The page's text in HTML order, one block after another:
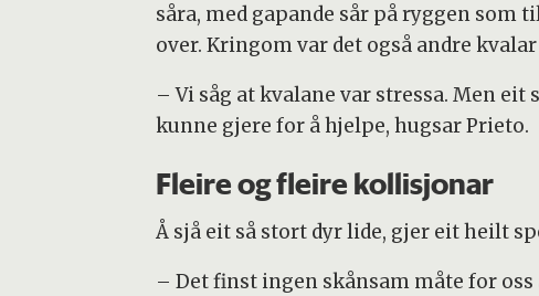
såra, med gapande sår på ryggen som
over. Kringom var det også andre
– Vi såg at kvalane var stressa. Men
kunne gjere for å hjelpe, hugsar Prieto.
Fleire og fleire kollisjonar
Å sjå eit så stort dyr lide, gjer eit heilt
– Det finst ingen skånsam måte for